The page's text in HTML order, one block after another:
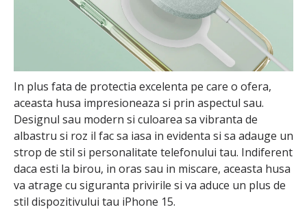
In plus fata de protectia excelenta pe care o ofera,
aceasta husa impresioneaza si prin aspectul sau.
Designul sau modern si culoarea sa vibranta de
albastru si roz il fac sa iasa in evidenta si sa adauge un
strop de stil si personalitate telefonului tau. Indiferent
daca esti la birou, in oras sau in miscare, aceasta husa
va atrage cu siguranta privirile si va aduce un plus de
stil dispozitivului tau iPhone 15.